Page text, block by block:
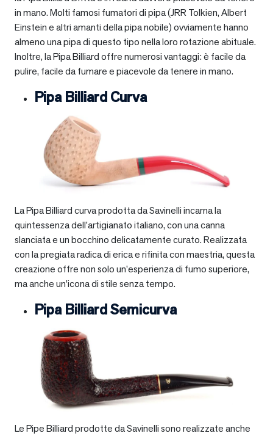
in mano. Molti famosi fumatori di pipa (JRR Tolkien, Albert
Einstein e altri amanti della pipa nobile) ovviamente hanno
almeno una pipa di questo tipo nella loro rotazione abituale.
Inoltre, la Pipa Billiard offre numerosi vantaggi: è facile da
pulire, facile da fumare e piacevole da tenere in mano.
Pipa Billiard Curva
La Pipa Billiard curva prodotta da Savinelli incarna la
quintessenza dell’artigianato italiano, con una canna
slanciata e un bocchino delicatamente curato. Realizzata
con la pregiata radica di erica e rifinita con maestria, questa
creazione offre non solo un’esperienza di fumo superiore,
ma anche un’icona di stile senza tempo.
Pipa Billiard Semicurva
Le Pipe Billiard prodotte da Savinelli sono realizzate anche